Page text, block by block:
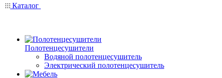
Каталог
Полотенцесушители
Водяной полотенцесушитель
Электрический полотенцесушитель